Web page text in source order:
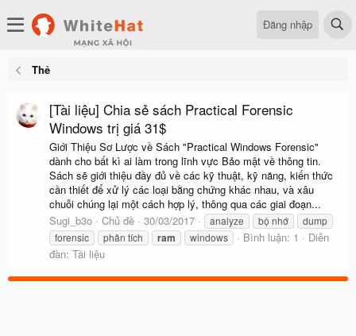
Đăng nhập
Thẻ
[Tài liệu] Chia sẻ sách Practical Forensic
Windows trị giá 31$
Giới Thiệu Sơ Lược về Sách "Practical Windows Forensic"
dành cho bất kì ai làm trong lĩnh vực Bảo mật về thông tin.
Sách sẽ giới thiệu đầy đủ về các kỹ thuật, kỹ năng, kiến thức
cần thiết để xử lý các loại bằng chứng khác nhau, và xâu
chuỗi chúng lại một cách hợp lý, thông qua các giai đoạn...
Sugi_b3o
Chủ đề 30/03/2017 analyze bộ nhớ
dump
forensic
phân tích ram windows Bình luận: 1
Diễn
đàn: Tài liệu